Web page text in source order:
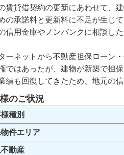
賃貸借契約の更新にあわせて、
の承諾料と更新料に不足が生じて
信用金庫やノンバンクに相談し
ーネットから不動産担保ローン
ではあったが、建物が新築で担
績も回復してきたため、地元の
のご状況
種別
件エリア
動産